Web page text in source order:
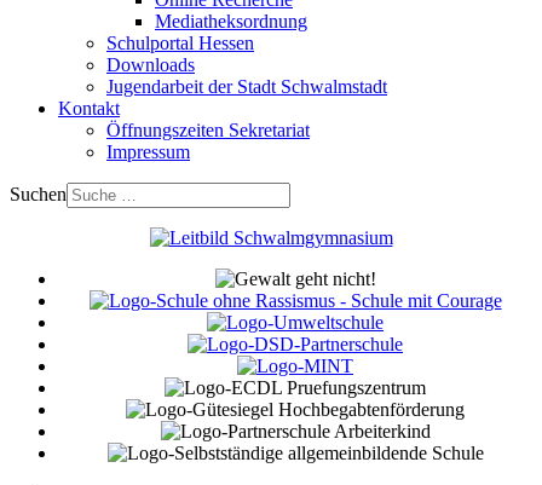
Mediatheksordnung
Schulportal Hessen
Downloads
Jugendarbeit der Stadt Schwalmstadt
Kontakt
Öffnungszeiten Sekretariat
Impressum
Suchen